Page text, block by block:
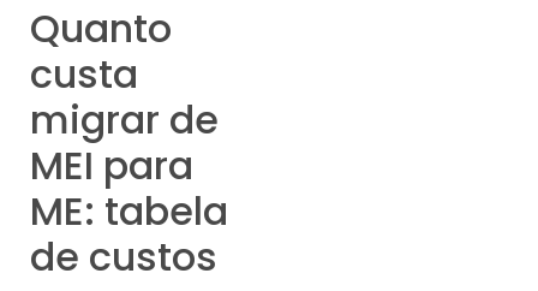
Quanto
custa
migrar de
MEI para
ME: tabela
de custos